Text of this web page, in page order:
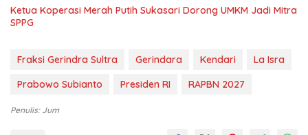
Ketua Koperasi Merah Putih Sukasari Dorong UMKM Jadi Mitra
SPPG
Fraksi Gerindra Sultra Gerindara Kendari
La Isra
Prabowo Subianto
Presiden RI RAPBN 2027
Penulis: Jum